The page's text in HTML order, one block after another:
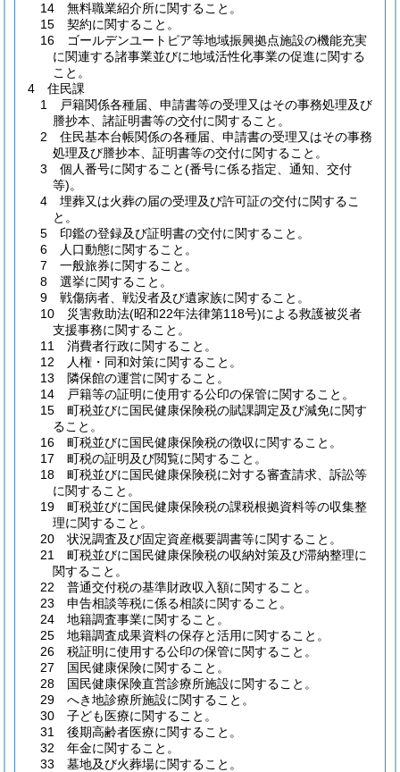
14 無料職業紹介所に関すること。
15 契約に関すること。
16 ゴールデンユートピア等地域振興拠点施設の機能充実
に関連する諸事業並びに地域活性化事業の促進に関する
こと。
4 住民課
1 戸籍関係各種届、申請書等の受理又はその事務処理及び
謄抄本、諸証明書等の交付に関すること。
2 住民基本台帳関係の各種届、申請書の受理又はその事務
処理及び謄抄本、証明書等の交付に関すること。
3 個人番号に関すること(番号に係る指定、通知、交付
等)。
4 埋葬又は火葬の届の受理及び許可証の交付に関するこ
と。
5 印鑑の登録及び証明書の交付に関すること。
6 人口動態に関すること。
7 一般旅券に関すること。
8 選挙に関すること。
9 戦傷病者、戦没者及び遺家族に関すること。
10 災害救助法(昭和22年法律第118号)による救護被災者
支援事務に関すること。
11 消費者行政に関すること。
12 人権・同和対策に関すること。
13 隣保館の運営に関すること。
14 戸籍等の証明に使用する公印の保管に関すること。
15 町税並びに国民健康保険税の賦課調定及び減免に関す
ること。
16 町税並びに国民健康保険税の徴収に関すること。
17 町税の証明及び閲覧に関すること。
18 町税並びに国民健康保険税に対する審査請求、訴訟等
に関すること。
19 町税並びに国民健康保険税の課税根拠資料等の収集整
理に関すること。
20 状況調査及び固定資産概要調書等に関すること。
21 町税並びに国民健康保険税の収納対策及び滞納整理に
関すること。
22 普通交付税の基準財政収入額に関すること。
23 申告相談等税に係る相談に関すること。
24 地籍調査事業に関すること。
25 地籍調査成果資料の保存と活用に関すること。
26 税証明に使用する公印の保管に関すること。
27 国民健康保険に関すること。
28 国民健康保険直営診療所施設に関すること。
29 へき地診療所施設に関すること。
30 子ども医療に関すること。
31 後期高齢者医療に関すること。
32 年金に関すること。
33 墓地及び火葬場に関すること。